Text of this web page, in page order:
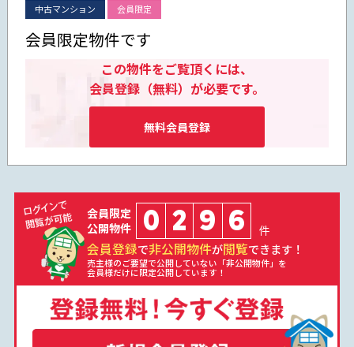
中古マンション 会員限定
会員限定物件です
この物件をご覧頂くには、
会員登録（無料）が必要です。
無料会員登録
会員限定
公開物件
0 2 9 6 件
会員登録で非公開物件が閲覧できます！
売主様のご要望で公開していない「非公開物件」を
会員様だけに限定公開しています！